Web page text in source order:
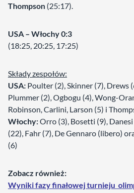
Thompson (25:17).
USA – Włochy 0:3
(18:25, 20:25, 17:25)
Składy zespołów:
USA: Poulter (2), Skinner (7), Drews
Plummer (2), Ogbogu (4), Wong-
Robinson, Carlini, Larson (5) i
Włochy:Orro (3), Bosetti (9), Danesi
(22), Fahr (7), De Gennaro (libero)
(6)
Zobacz również:
Wyniki fazy finałowej turnieju